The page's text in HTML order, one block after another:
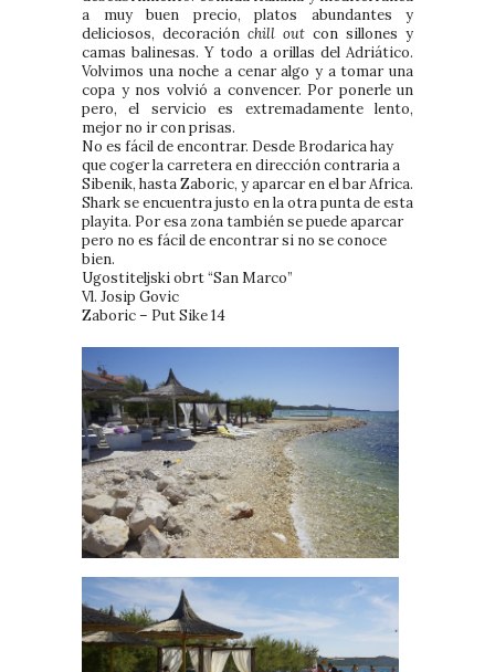
a muy buen precio, platos abundantes y
deliciosos, decoración chill out con sillones y
camas balinesas. Y todo a orillas del Adriático.
Volvimos una noche a cenar algo y a tomar una
copa y nos volvió a convencer. Por ponerle un
pero, el servicio es extremadamente lento,
mejor no ir con prisas.
No es fácil de encontrar. Desde Brodarica hay
que coger la carretera en dirección contraria a
Sibenik, hasta Zaboric, y aparcar en el bar Africa.
Shark se encuentra justo en la otra punta de esta
playita. Por esa zona también se puede aparcar
pero no es fácil de encontrar si no se conoce
bien.
Ugostiteljski obrt “San Marco”
Vl. Josip Govic
Zaboric – Put Sike 14